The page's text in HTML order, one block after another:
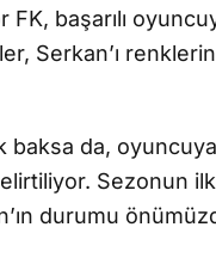
başarılı
Serkan’ı
baksa da,
Sezonun
durumu